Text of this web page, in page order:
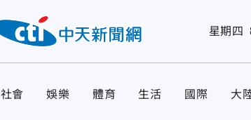
星期四
社會 娛樂 體育 生活 國際 大